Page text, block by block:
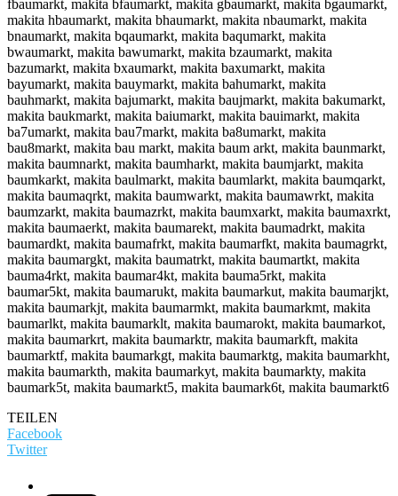
fbaumarkt, makita bfaumarkt, makita gbaumarkt, makita bgaumarkt,
makita hbaumarkt, makita bhaumarkt, makita nbaumarkt, makita
bnaumarkt, makita bqaumarkt, makita baqumarkt, makita
bwaumarkt, makita bawumarkt, makita bzaumarkt, makita
bazumarkt, makita bxaumarkt, makita baxumarkt, makita
bayumarkt, makita bauymarkt, makita bahumarkt, makita
bauhmarkt, makita bajumarkt, makita baujmarkt, makita bakumarkt,
makita baukmarkt, makita baiumarkt, makita bauimarkt, makita
ba7umarkt, makita bau7markt, makita ba8umarkt, makita
bau8markt, makita bau markt, makita baum arkt, makita baunmarkt,
makita baumnarkt, makita baumharkt, makita baumjarkt, makita
baumkarkt, makita baulmarkt, makita baumlarkt, makita baumqarkt,
makita baumaqrkt, makita baumwarkt, makita baumawrkt, makita
baumzarkt, makita baumazrkt, makita baumxarkt, makita baumaxrkt,
makita baumaerkt, makita baumarekt, makita baumadrkt, makita
baumardkt, makita baumafrkt, makita baumarfkt, makita baumagrkt,
makita baumargkt, makita baumatrkt, makita baumartkt, makita
bauma4rkt, makita baumar4kt, makita bauma5rkt, makita
baumar5kt, makita baumarukt, makita baumarkut, makita baumarjkt,
makita baumarkjt, makita baumarmkt, makita baumarkmt, makita
baumarlkt, makita baumarklt, makita baumarokt, makita baumarkot,
makita baumarkrt, makita baumarktr, makita baumarkft, makita
baumarktf, makita baumarkgt, makita baumarktg, makita baumarkht,
makita baumarkth, makita baumarkyt, makita baumarkty, makita
baumark5t, makita baumarkt5, makita baumark6t, makita baumarkt6
TEILEN
Facebook
Twitter